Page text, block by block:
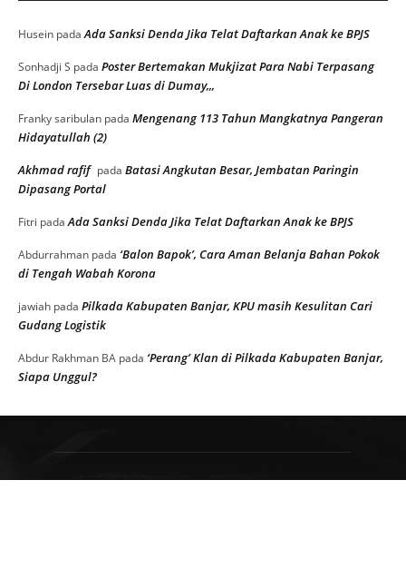
Husein padaAda Sanksi Denda Jika Telat Daftarkan Anak ke BPJS
Sonhadji S pada Poster Bertemakan Mukjizat Para Nabi Terpasang
Di London Tersebar Luas di Dumay,,,
Franky saribulan pada Mengenang 113 Tahun Mangkatnya Pangeran
Hidayatullah (2)
Akhmad rafif pada Batasi Angkutan Besar, Jembatan Paringin
Dipasang Portal
Fitri padaAda Sanksi Denda Jika Telat Daftarkan Anak ke BPJS
Abdurrahman pada ‘Balon Bapok’, Cara Aman Belanja Bahan Pokok
di Tengah Wabah Korona
jawiah pada Pilkada Kabupaten Banjar, KPU masih Kesulitan Cari
Gudang Logistik
Abdur Rakhman BA pada ‘Perang’ Klan di Pilkada Kabupaten Banjar,
Siapa Unggul?